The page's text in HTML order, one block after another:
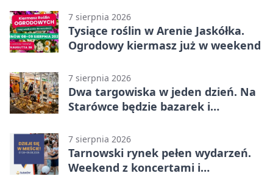
7 sierpnia 2026
Tysiące roślin w Arenie Jaskółka.
Ogrodowy kiermasz już w weekend
7 sierpnia 2026
Dwa targowiska w jeden dzień. Na
Starówce będzie bazarek i
7 sierpnia 2026
Tarnowski rynek pełen wydarzeń.
Weekend z koncertami i